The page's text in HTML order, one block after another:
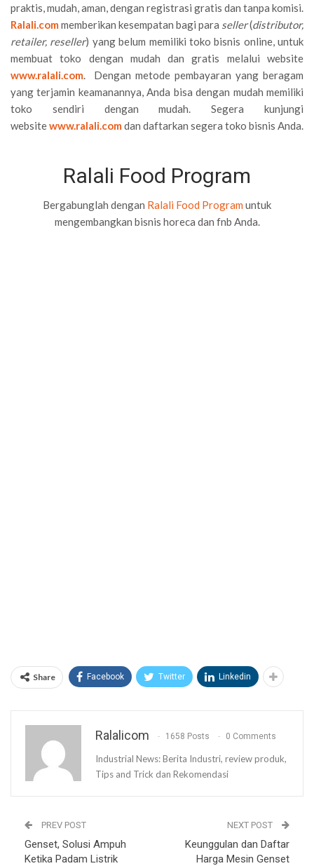
praktis, mudah, aman, dengan registrasi gratis dan tanpa komisi.
Ralali.com memberikan kesempatan bagi para seller(distributor,
retailer, reseller) yang belum memiliki toko bisnis online, untuk
membuat toko dengan mudah dan gratis melalui website
www.ralali.com. Dengan metode pembayaran yang beragam
yang terjamin keamanannya, Anda bisa dengan mudah memiliki
toko sendiri dengan mudah. Segera kunjungi
websitewww.ralali.com dan daftarkan segera toko bisnis Anda.
Ralali Food Program
Bergabunglah dengan Ralali Food Program untuk
mengembangkan bisnis horeca dan fnb Anda.
Share Facebook Twitter Linkedin
Ralalicom 1658 Posts 0 Comments
Industrial News: Berita Industri, review produk,
Tips and Trick dan Rekomendasi
PREV POST
Genset, Solusi Ampuh
Ketika Padam Listrik
NEXT POST
Keunggulan dan Daftar
Harga Mesin Genset